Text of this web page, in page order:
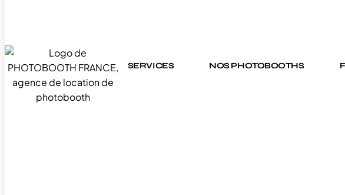
SERVICES NOS PHOTOBOOTHS